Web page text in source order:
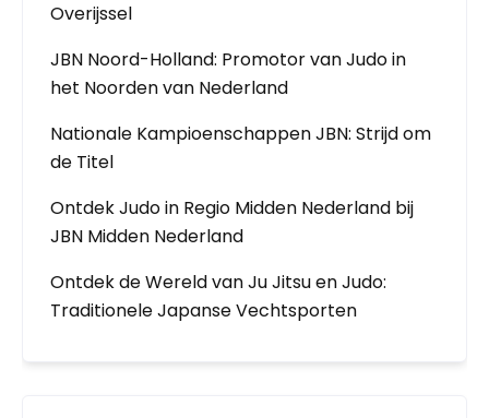
Overijssel
JBN Noord-Holland: Promotor van Judo in
het Noorden van Nederland
Nationale Kampioenschappen JBN: Strijd om
de Titel
Ontdek Judo in Regio Midden Nederland bij
JBN Midden Nederland
Ontdek de Wereld van Ju Jitsu en Judo:
Traditionele Japanse Vechtsporten